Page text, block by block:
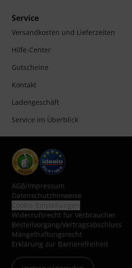
Service
Versandkosten und Lieferzeiten
Hilfe-Center
Gutscheine
Kontakt
Ladengeschäft
Service im Überblick
AGB/Impressum
Datenschutzhinweise
Widerrufsrecht für Verbraucher
Bestellvorgang/Vertragsabschluss
Mängelhaftungsrecht
Erklärung zur Barrierefreiheit